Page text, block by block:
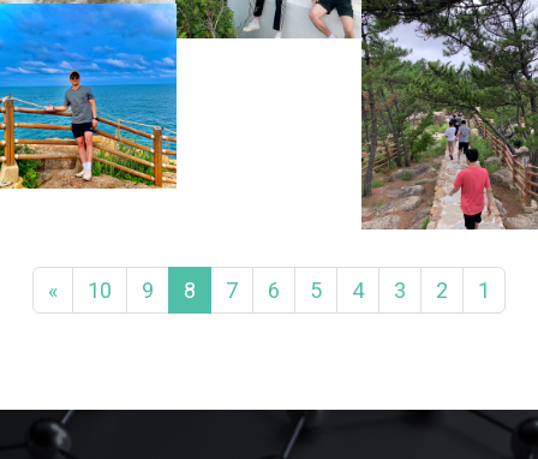
« 10 9 8 7 6 5 4 3 2 1